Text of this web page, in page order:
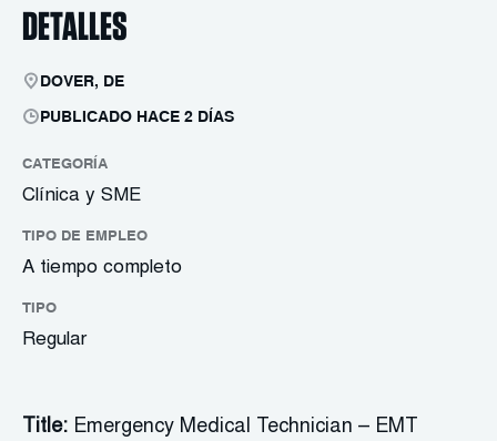
DETALLES
DOVER, DE
PUBLICADO HACE 2 DÍAS
CATEGORÍA
Clínica y SME
TIPO DE EMPLEO
A tiempo completo
TIPO
Regular
Title: Emergency Medical Technician – EMT